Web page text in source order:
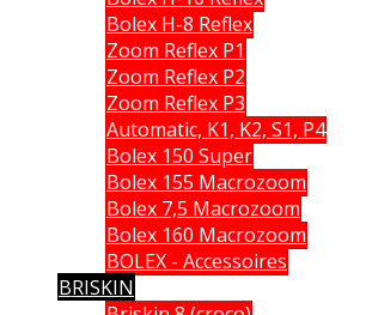
Bolex H-8 Reflex
Zoom Reflex P1
Zoom Reflex P2
Zoom Reflex P3
Automatic, K1, K2, S1, P4
Bolex 150 Super
Bolex 155 Macrozoom
Bolex 7,5 Macrozoom
Bolex 160 Macrozoom
BOLEX - Accessoires
BRISKIN